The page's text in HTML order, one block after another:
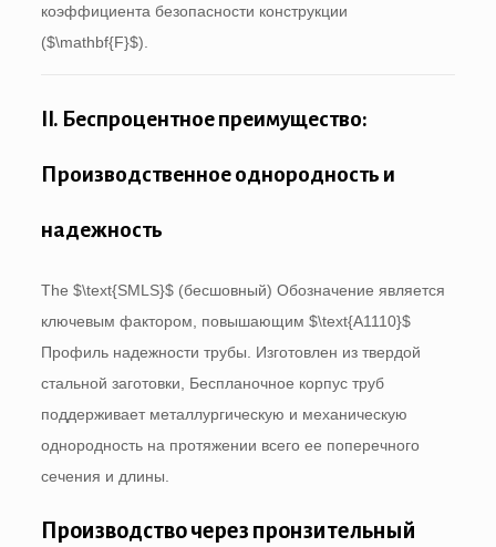
коэффициента безопасности конструкции
($\mathbf{F}$).
II. Беспроцентное преимущество:
Производственное однородность и
надежность
The $\text{SMLS}$(бесшовный) Обозначение является
ключевым фактором, повышающим $\text{A1110}$
Профиль надежности трубы. Изготовлен из твердой
стальной заготовки, Беспланочное корпус труб
поддерживает металлургическую и механическую
однородность на протяжении всего ее поперечного
сечения и длины.
Производство через пронзительный